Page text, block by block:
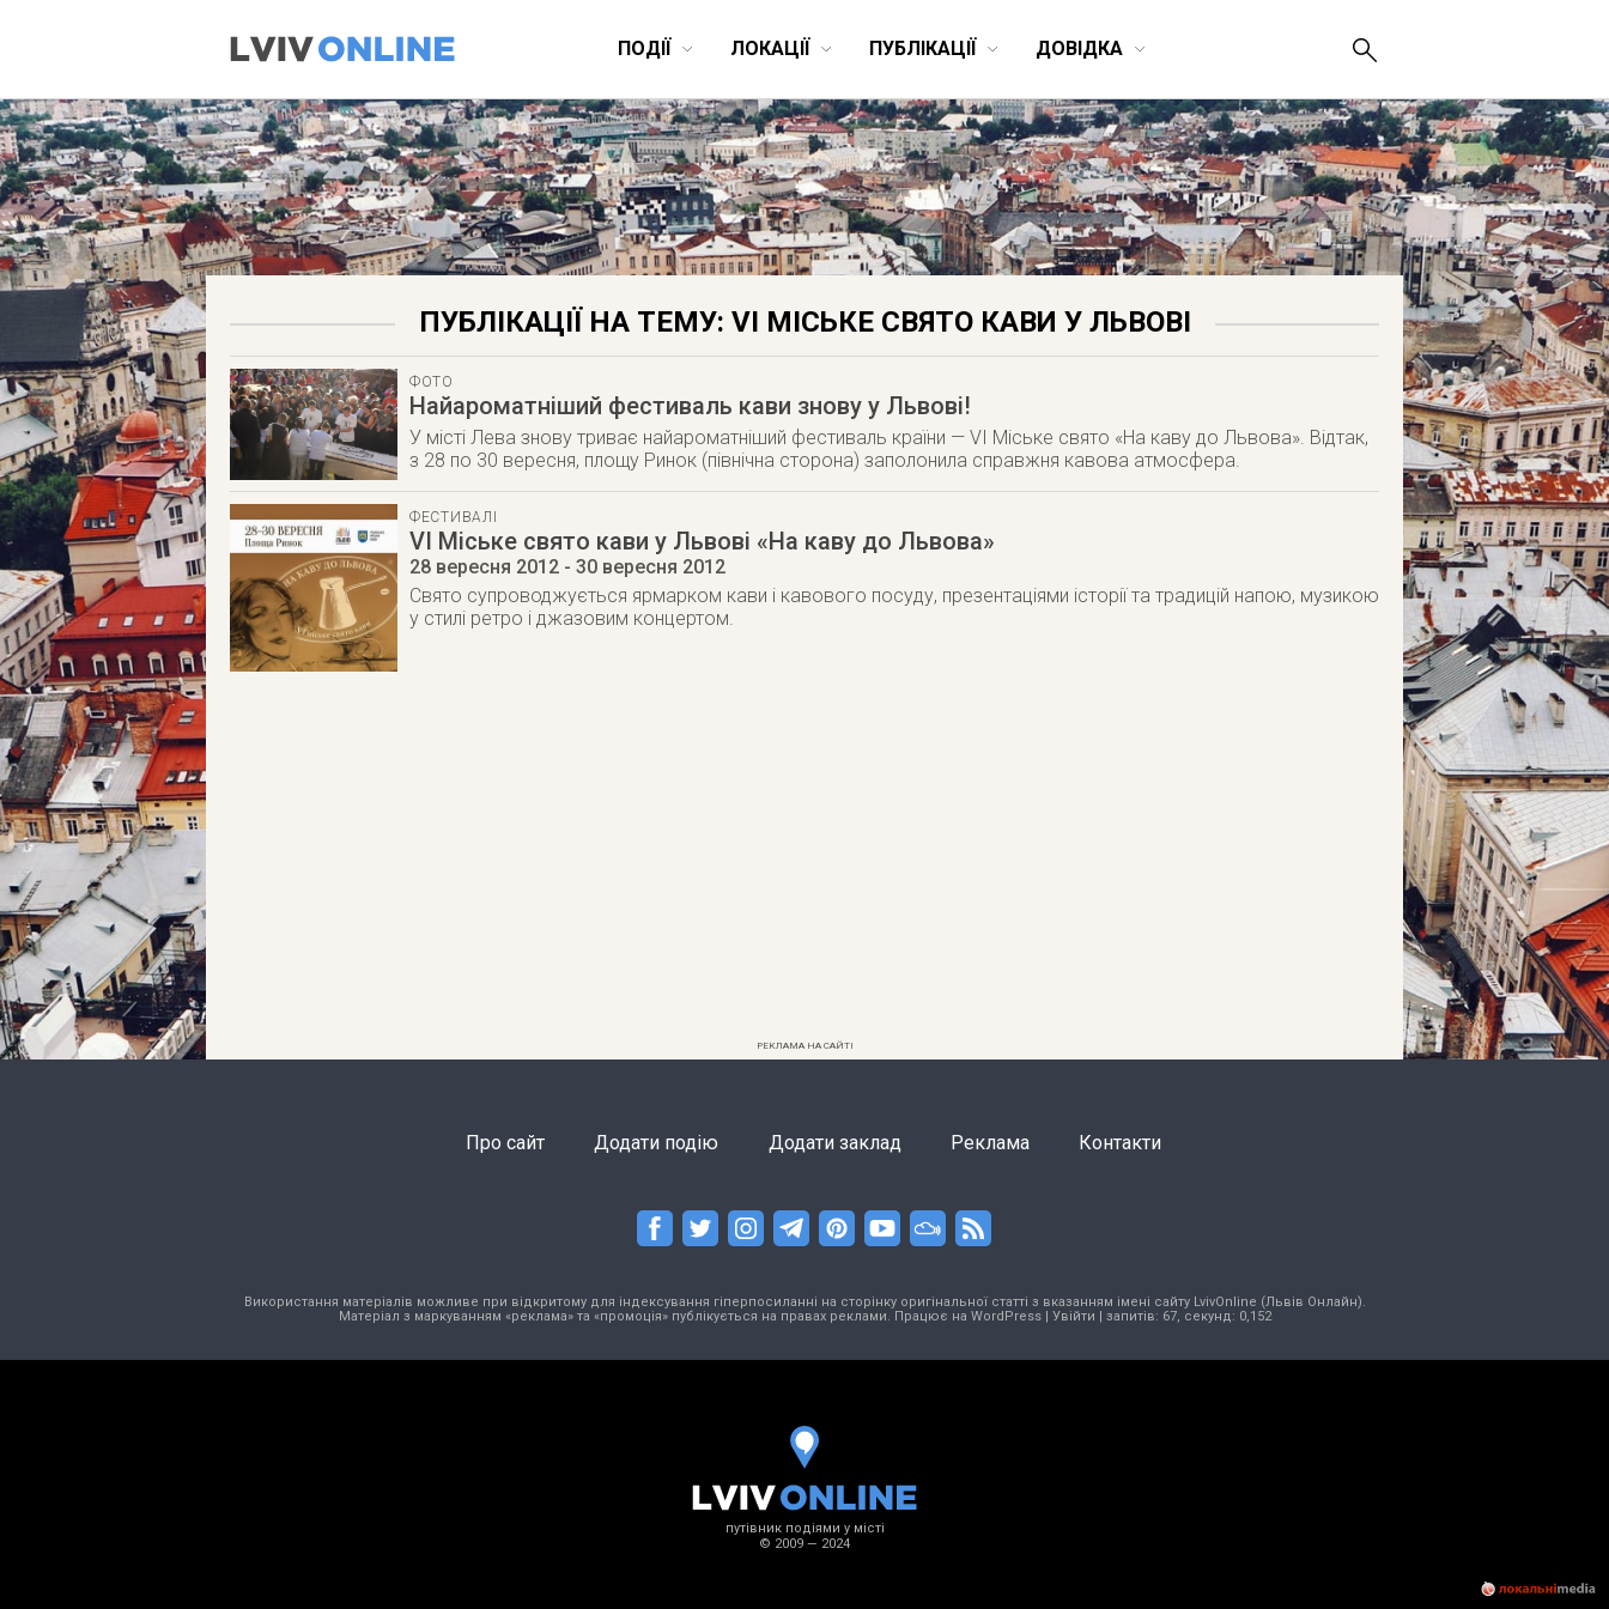
ПОДІЇ ЛОКАЦІЇ ПУБЛІКАЦІЇ ДОВІДКА
ПУБЛІКАЦІЇ НА ТЕМУ: VI МІСЬКЕ СВЯТО КАВИ У ЛЬВОВІ
ФОТО
Найароматніший фестиваль кави знову у Львові!
У місті Лева знову триває найароматніший фестиваль країни — VI Міське свято «На каву до Львова». Відтак,
з 28 по 30 вересня, площу Ринок (північна сторона) заполонила справжня кавова атмосфера.
ФЕСТИВАЛІ
VI Міське свято кави у Львові «На каву до Львова»
28 вересня 2012 - 30 вересня 2012
Свято супроводжується ярмарком кави і кавового посуду, презентаціями історії та традицій напою, музикою
у стилі ретро і джазовим концертом.
РЕКЛАМА НА САЙТІ
Про сайт Додати подію Додати заклад Реклама Контакти
Використання матеріалів можливе при відкритому для індексування гіперпосиланні на сторінку оригінальної статті з вказанням імені сайту LvivOnline (Львів Онлайн).
Матеріал з маркуванням «реклама» та «промоція» публікується на правах реклами. Працює на WordPress| Увійти | запитів: 67, секунд: 0,152
путівник подіями у місті
© 2009 — 2024